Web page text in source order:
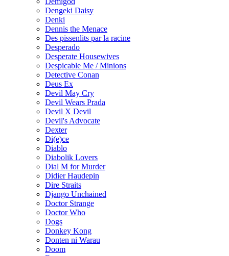
Dengeki Daisy
Denki
Dennis the Menace
Des pissenlits par la racine
Desperado
Desperate Housewives
Despicable Me / Minions
Detective Conan
Deus Ex
Devil May Cry
Devil Wears Prada
Devil X Devil
Devil's Advocate
Dexter
Di(e)ce
Diablo
Diabolik Lovers
Dial M for Murder
Didier Haudepin
Dire Straits
Django Unchained
Doctor Strange
Doctor Who
Dogs
Donkey Kong
Donten ni Warau
Doom